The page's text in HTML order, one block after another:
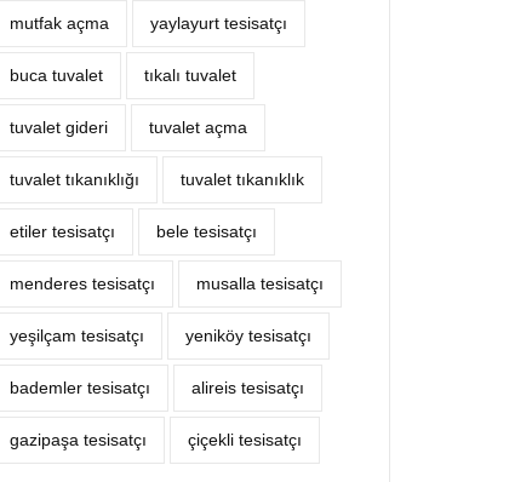
mutfak açma yaylayurt tesisatçı
buca tuvalet tıkalı tuvalet
tuvalet gideri tuvalet açma
tuvalet tıkanıklığı tuvalet tıkanıklık
etiler tesisatçı bele tesisatçı
menderes tesisatçı musalla tesisatçı
yeşilçam tesisatçı yeniköy tesisatçı
bademler tesisatçı alireis tesisatçı
gazipaşa tesisatçı çiçekli tesisatçı